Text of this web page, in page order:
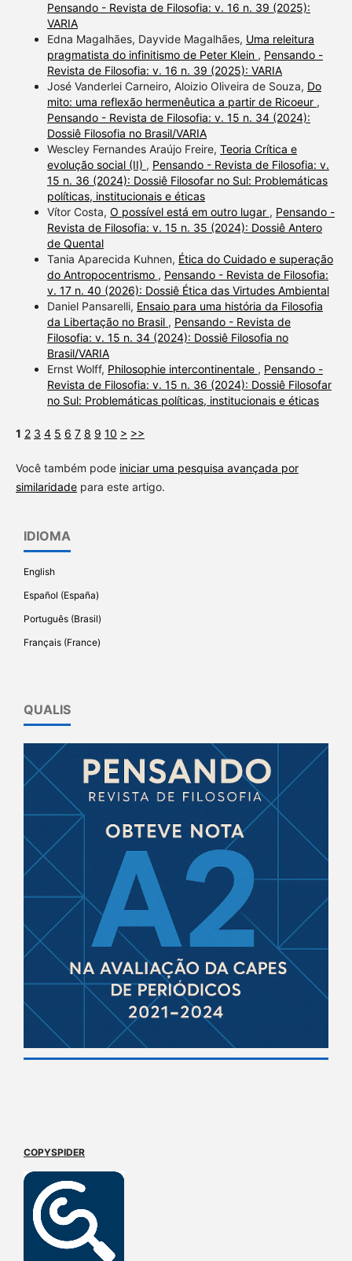
Pensando - Revista de Filosofia: v. 16 n. 39 (2025):
VARIA
Edna Magalhães, Dayvide Magalhães, Uma releitura
pragmatista do infinitismo de Peter Klein , Pensando -
Revista de Filosofia: v. 16 n. 39 (2025): VARIA
José Vanderlei Carneiro, Aloizio Oliveira de Souza, Do
mito: uma reflexão hermenêutica a partir de Ricoeur ,
Pensando - Revista de Filosofia: v. 15 n. 34 (2024):
Dossiê Filosofia no Brasil/VARIA
Wescley Fernandes Araújo Freire, Teoria Crítica e
evolução social (II) , Pensando - Revista de Filosofia: v.
15 n. 36 (2024): Dossiê Filosofar no Sul: Problemáticas
políticas, institucionais e éticas
Vítor Costa, O possível está em outro lugar , Pensando -
Revista de Filosofia: v. 15 n. 35 (2024): Dossiê Antero
de Quental
Tania Aparecida Kuhnen, Ética do Cuidado e superação
do Antropocentrismo , Pensando - Revista de Filosofia:
v. 17 n. 40 (2026): Dossiê Ética das Virtudes Ambiental
Daniel Pansarelli, Ensaio para uma história da Filosofia
da Libertação no Brasil , Pensando - Revista de
Filosofia: v. 15 n. 34 (2024): Dossiê Filosofia no
Brasil/VARIA
Ernst Wolff, Philosophie intercontinentale , Pensando -
Revista de Filosofia: v. 15 n. 36 (2024): Dossiê Filosofar
no Sul: Problemáticas políticas, institucionais e éticas
1 2 3 4 5 6 7 8 9 10 > >>
Você também pode iniciar uma pesquisa avançada por
similaridadepara este artigo.
IDIOMA
English
Español (España)
Português (Brasil)
Français (France)
QUALIS
COPYSPIDER